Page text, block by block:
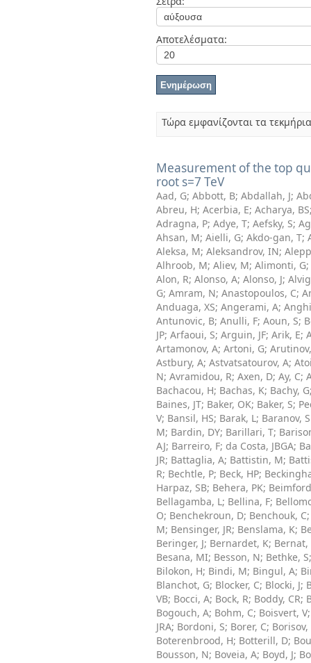
Αποτελέσματα:
Τώρα εμφανίζονται τα
Measurement of the top
root s=7 TeV
Aad, G; Abbott, B; Abdallah, J;
Abreu, H; Acerbia, E; Acharya, BS
Adragna, P; Adye, T; Aefsky, S;
Ahsan, M; Aielli, G; Akdo-gan, T;
Aleksa, M; Aleksandrov, IN;
Alhroob, M; Aliev, M; Alimonti, G;
Alon, R; Alonso, A; Alonso, J;
G; Amram, N; Anastopoulos, C;
Anduaga, XS; Angerami, A;
Antunovic, B; Anulli, F; Aoun, S;
JP; Arfaoui, S; Arguin, JF; Arik, E;
Artamonov, A; Artoni, G;
Astbury, A; Astvatsatourov, A;
N; Avramidou, R; Axen, D; Ay, C;
Bachacou, H; Bachas, K; Bachy, G
Baines, JT; Baker, OK; Baker, S;
V; Bansil, HS; Barak, L; Baranov,
M; Bardin, DY; Barillari, T;
AJ; Barreiro, F; da Costa, JBGA;
JR; Battaglia, A; Battistin, M;
R; Bechtle, P; Beck, HP;
Harpaz, SB; Behera, PK;
Bellagamba, L; Bellina, F;
O; Benchekroun, D; Benchouk, C
M; Bensinger, JR; Benslama, K;
Beringer, J; Bernardet, K; Bernat,
Besana, MI; Besson, N; Bethke, S
Bilokon, H; Bindi, M; Bingul, A;
Blanchot, G; Blocker, C; Blocki, J;
VB; Bocci, A; Bock, R; Boddy, CR;
Bogouch, A; Bohm, C; Boisvert, V
JRA; Bordoni, S; Borer, C; Borisov,
Boterenbrood, H; Botterill, D;
Bousson, N; Boveia, A; Boyd, J;